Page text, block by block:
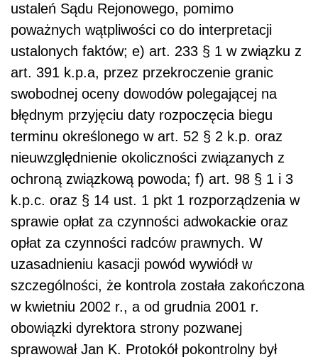
ustaleń Sądu Rejonowego, pomimo
poważnych wątpliwości co do interpretacji
ustalonych faktów; e) art. 233 § 1 w związku z
art. 391 k.p.a, przez przekroczenie granic
swobodnej oceny dowodów polegającej na
błędnym przyjęciu daty rozpoczęcia biegu
terminu określonego w art. 52 § 2 k.p. oraz
nieuwzględnienie okoliczności związanych z
ochroną związkową powoda; f) art. 98 § 1 i 3
k.p.c. oraz § 14 ust. 1 pkt 1 rozporządzenia w
sprawie opłat za czynności adwokackie oraz
opłat za czynności radców prawnych. W
uzasadnieniu kasacji powód wywiódł w
szczególności, że kontrola została zakończona
w kwietniu 2002 r., a od grudnia 2001 r.
obowiązki dyrektora strony pozwanej
sprawował Jan K. Protokół pokontrolny był